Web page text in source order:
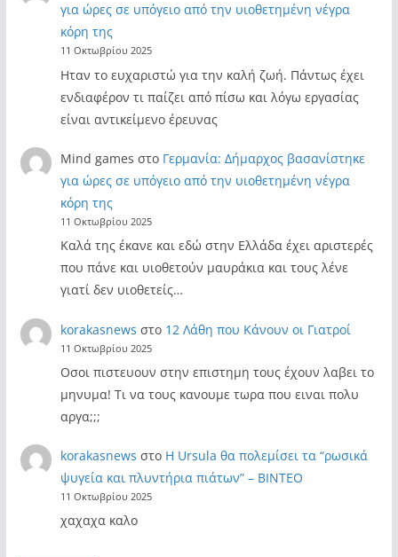
για ώρες σε υπόγειο από την υιοθετημένη νέγρα
κόρη της
11 Οκτωβρίου 2025
Ηταν το ευχαριστώ για την καλή ζωή. Πάντως έχει
ενδιαφέρον τι παίζει από πίσω και λόγω εργασίας
είναι αντικείμενο έρευνας
Mind games στο Γερμανία: Δήμαρχος βασανίστηκε
για ώρες σε υπόγειο από την υιοθετημένη νέγρα
κόρη της
11 Οκτωβρίου 2025
Καλά της έκανε και εδώ στην Ελλάδα έχει αριστερές
που πάνε και υιοθετούν μαυράκια και τους λένε
γιατί δεν υιοθετείς…
korakasnews στο 12 Λάθη που Κάνουν οι Γιατροί
11 Οκτωβρίου 2025
Οσοι πιστευουν στην επιστημη τους έχουν λαβει το
μηνυμα! Τι να τους κανουμε τωρα που ειναι πολυ
αργα;;;
korakasnews στο Η Ursula θα πολεμίσει τα “ρωσικά
ψυγεία και πλυντήρια πιάτων” – ΒΙΝΤΕΟ
11 Οκτωβρίου 2025
χαχαχα καλο